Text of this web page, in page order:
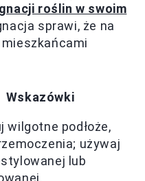
roślin w swoim
sprawi, że na
Wskazówki
wilgotne podłoże,
używaj
lub